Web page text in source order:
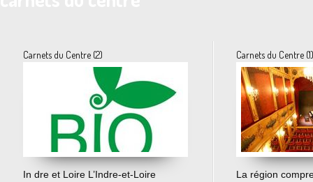
Carnets du Centre (2)
…
In dre et Loire L’Indre-et-Loire
Carnets du Centre (1)
La région